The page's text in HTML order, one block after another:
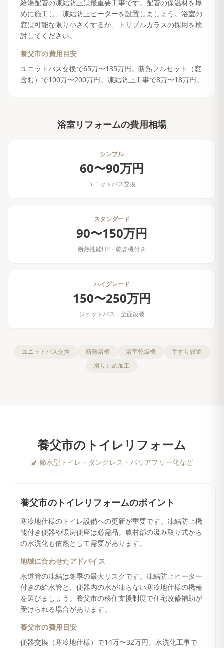
給湯配管の凍結防止は最重要工事です。配管の保温材を厚
めに施工し、凍結防止ヒーターを設置しましょう。浴室の
窓は可能な限り小さくするか、トリプルガラスの採用を検
討してください。
養父市の費用目安
ユニットバス交換で65万〜135万円。断熱フルセット（窓
含む）で100万〜200万円。凍結防止工事で8万〜18万円。
浴室リフォームの費用相場
シンプル
60〜90万円
ユニットバス交換
スタンダード
90〜150万円
断熱性能UP・乾燥機付き
ハイグレード
150〜250万円
ジェットバス・全面改装
ユニットバス交換 断熱浴槽 浴室乾燥機
手すり設置
滑り止め加工
養父市の トイレリフォーム
🚽 節水型トイレ・タンクレス・バリアフリー化など
養父市のトイレリフォームのポイント
寒冷地仕様のトイレ設備への更新が重要です。凍結防止機
能付き便器や暖房便座は必需品。農村部の汲み取り式から
の水洗化も依然として需要があります。
地域に合わせたアドバイス
水道管の凍結は冬季の最大リスクです。凍結防止ヒーター
付きの給水管と、便器内の水が凍らない寒冷地仕様の機種
を選びましょう。養父市の移住支援制度で住宅改修補助が
受けられる場合があります。
養父市の費用目安
便器交換（寒冷地仕様）で14万〜32万円。水洗化工事で